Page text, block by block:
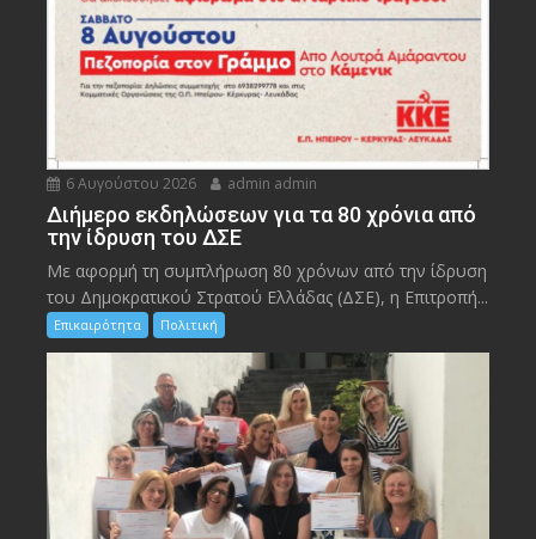
6 Αυγούστου 2026 admin admin
Διήμερο εκδηλώσεων για τα 80 χρόνια από
την ίδρυση του ΔΣΕ
Με αφορμή τη συμπλήρωση 80 χρόνων από την ίδρυση
του Δημοκρατικού Στρατού Ελλάδας (ΔΣΕ), η Επιτροπή...
Επικαιρότητα Πολιτική